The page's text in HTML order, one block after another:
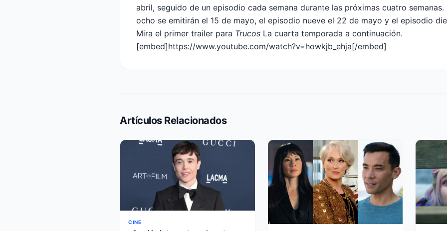
abril, seguido de un episodio cada semana durante las próximas cuatro
ocho se emitirán el 15 de mayo, el episodio nueve el 22 de mayo y el episodio
Mira el primer trailer para Trucos La cuarta temporada a continuación.
[embed]https://www.youtube.com/watch?v=howkjb_ehja[/embed]
Artículos Relacionados
CINE